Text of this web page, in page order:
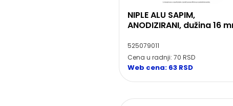
NIPLE ALU SAPIM,
ANODIZIRANI, dužina 16
525079011
Cena u radnji: 70 RSD
Web cena: 63 RSD